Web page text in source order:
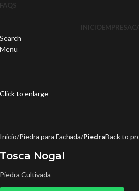
FAQS
INICIOEMPRESA
Search
Menu
Click to enlarge
Inicio Piedra para Fachada PiedraBack to
Tosca Nogal
Piedra Cultivada